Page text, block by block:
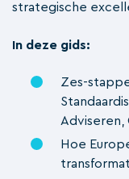
strategische
In deze gids:
Zes-
Adviseren,
Hoe